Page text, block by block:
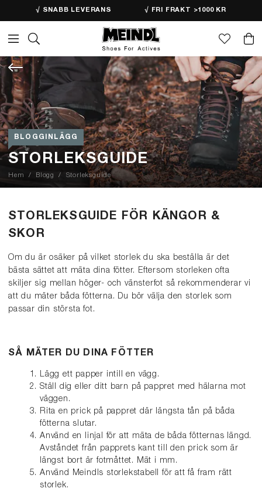
√ SNABB LEVERANS √ FRI FRAKT >1000 KR
BLOGGINLÄGG
STORLEKSGUIDE
Hem Blogg Storleksguide
STORLEKSGUIDE FÖR KÄNGOR &
SKOR
Om du är osäker på vilket storlek du ska beställa är det
bästa sättet att mäta dina fötter. Eftersom storleken ofta
skiljer sig mellan höger- och vänsterfot så rekommenderar vi
att du mäter båda fötterna. Du bör välja den storlek som
passar din största fot.
SÅ MÄTER DU DINA FÖTTER
Lägg ett papper intill en vägg.
Ställ dig eller ditt barn på pappret med hälarna mot
väggen.
Rita en prick på pappret där längsta tån på båda
fötterna slutar.
Använd en linjal för att mäta de båda fötternas längd.
Avståndet från papprets kant till den prick som är
längst bort är fotmåttet. Mät i mm.
Använd Meindls storlekstabell för att få fram rätt
storlek.